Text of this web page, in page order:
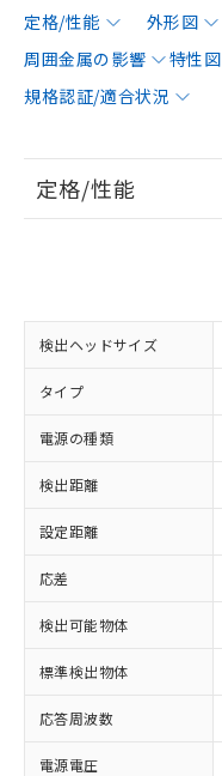
定格/性能 外形図
周囲金属の影響
特性図
規格認証/適合状況
定格/性能
検出ヘッドサイズ
タイプ
電源の種類
検出距離
設定距離
応差
検出可能物体
標準検出物体
応答周波数
電源電圧